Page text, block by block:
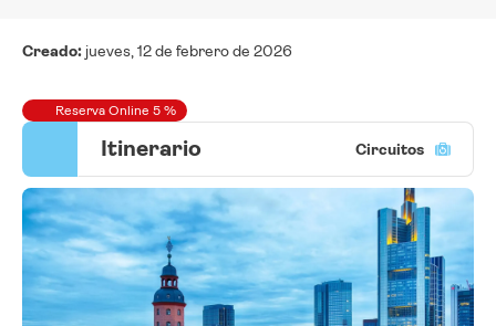
Creado: jueves, 12 de febrero de 2026
Reserva Online 5 %
Itinerario Circuitos